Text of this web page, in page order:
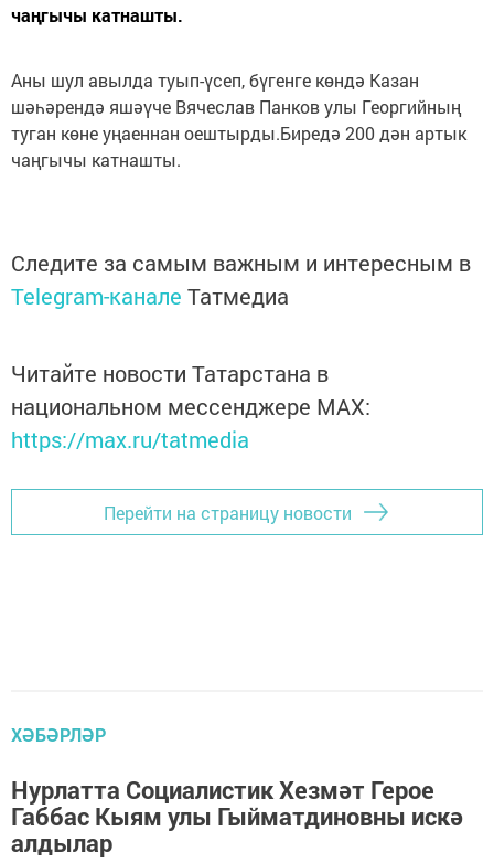
чаңгычы катнашты.
Аны шул авылда туып-үсеп, бүгенге көндә Казан
шәһәрендә яшәүче Вячеслав Панков улы Георгийның
туган көне уңаеннан оештырды.Биредә 200 дән артык
чаңгычы катнашты.
Следите за самым важным и интересным в
Telegram-канале Татмедиа
Читайте новости Татарстана в
национальном мессенджере MАХ:
https://max.ru/tatmedia
Перейти на страницу новости
ХӘБӘРЛӘР
Нурлатта Социалистик Хезмәт Герое
Габбас Кыям улы Гыйматдиновны искә
алдылар